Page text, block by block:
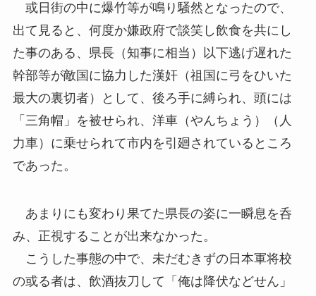
或日街の中に爆竹等が鳴り騒然となったので、
出て見ると、何度か嫌政府で談笑し飲食を共にし
た事のある、県長（知事に相当）以下逃げ遅れた
幹部等が敵国に協力した漢奸（祖国に弓をひいた
最大の裏切者）として、後ろ手に縛られ、頭には
「三角帽」を被せられ、洋車（やんちょう）（人
力車）に乗せられて市内を引廻されているところ
であった。
あまりにも変わり果てた県長の姿に一瞬息を呑
み、正視することが出来なかった。
こうした事態の中で、未だむきずの日本軍将校
の或る者は、飲酒抜刀して「俺は降伏などせん」